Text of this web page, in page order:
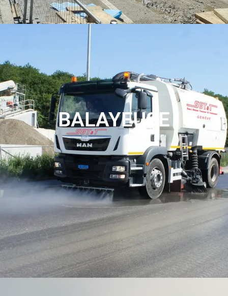
BALAYEUSE
Pour tous vos projet eco responsable
VOIR LES SERVICES